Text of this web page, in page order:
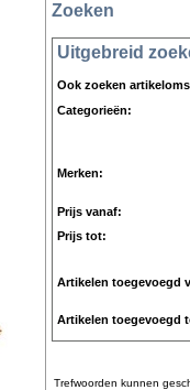
Zoeken
Uitgebreid
Ook zoeken
Categorieën:
Merken:
Prijs vanaf:
Prijs tot:
Artikelen toegevoegd
Artikelen toegevoegd
Trefwoorden kunnen